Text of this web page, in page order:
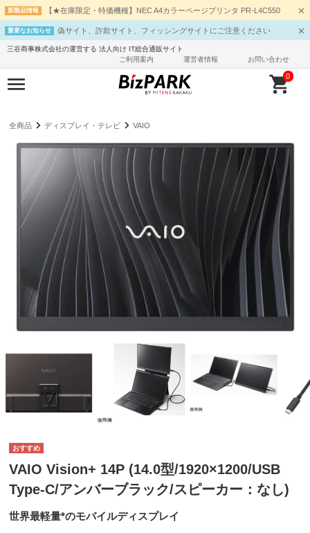
新製品情報 【★在庫限定・特価機種】NEC A4カラーページプリンタ PR-L4C550
重要なお知らせ 偽サイト、詐欺サイト、フィッシングサイトにご注意ください
三谷商事株式会社の運営する 法人向け IT総合通販サイト
ご利用案内
運営者情報 お問い合わせ
0
全商品 ディスプレイ・テレビ VAIO
VAIO Vision+ 14P (14.0型/1920×1200/USB
Type-C/アンバーブラック/スピーカー：なし)
世界最軽量*のモバイルディスプレイ